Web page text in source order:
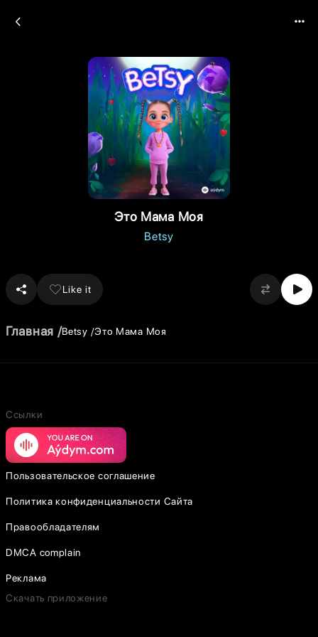
Это Мама Моя
Betsy
Like it
Главная Betsy Это Мама Моя
Ссылки
Пользовательское соглашение
Политика конфиденциальности Сайта
Правообладателям
DMCA complain
Реклама
Скачать приложение